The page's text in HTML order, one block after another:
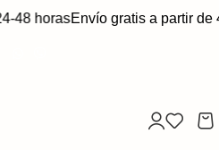
48 horasEnvío gratis a partir de